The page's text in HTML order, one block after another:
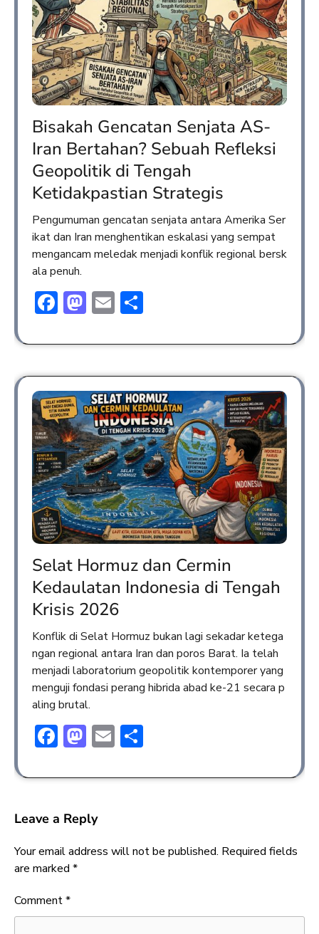
Bisakah Gencatan Senjata AS-
Iran Bertahan? Sebuah Refleksi
Geopolitik di Tengah
Ketidakpastian Strategis
Pengumuman gencatan senjata antara Amerika Ser
ikat dan Iran menghentikan eskalasi yang sempat
mengancam meledak menjadi konflik regional bersk
ala penuh.
Facebook
Mastodon
Email
Selat Hormuz dan Cermin
Kedaulatan Indonesia di Tengah
Krisis 2026
Konflik di Selat Hormuz bukan lagi sekadar ketega
ngan regional antara Iran dan poros Barat. Ia telah
menjadi laboratorium geopolitik kontemporer yang
menguji fondasi perang hibrida abad ke-21 secara p
aling brutal.
Facebook
Mastodon
Email
Leave a Reply
Your email address will not be published. Required fields
are marked *
Comment*